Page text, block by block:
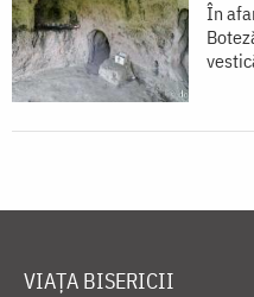
În
VIAȚA BISERICII